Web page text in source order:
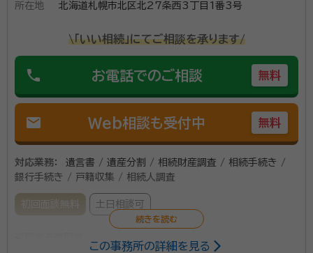
所在地
北海道札幌市北区北27条西3丁目1番3号
\「いい相続」にてご相談を承ります/
phone お電話でのご相談 無料
mail Web相談も受付中 無料
対応業務：
遺言書 / 遺産分割 / 相続財産調査 / 相続手続き /
銀行手続き / 戸籍収集 / 相続人調査
初回面談無料 土日相談可
この事務所の詳細を見る